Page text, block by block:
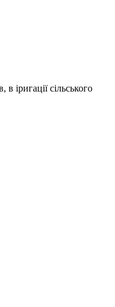
іригації сільського